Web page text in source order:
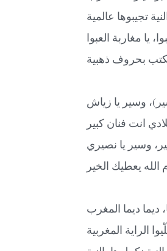
تجيبوها عالمية
يا مغاربة العبوا
بحروف ذهبية
وسير يا زياش
انت فنان كبير
وسير يا نصيري
الله يعطيك الخير
ديما ديما المغرب
الراية المغربية